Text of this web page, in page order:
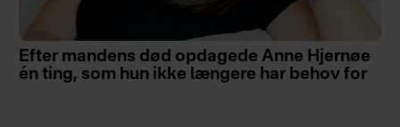
Efter mandens død opdagede Anne Hjernøe
én ting, som hun ikke længere har behov for